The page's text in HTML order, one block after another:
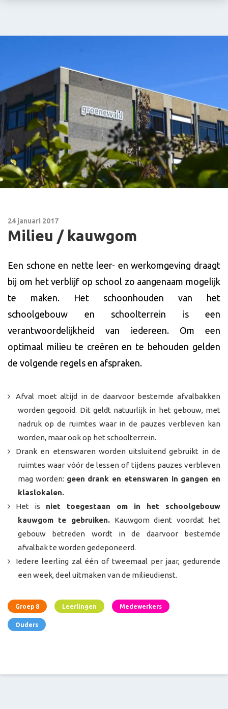
24 januari 2017
Milieu / kauwgom
Een schone en nette leer- en werkomgeving draagt
bij om het verblijf op school zo aangenaam mogelijk
te maken. Het schoonhouden van het
schoolgebouw en schoolterrein is een
verantwoordelijkheid van iedereen. Om een
optimaal milieu te creëren en te behouden gelden
de volgende regels en afspraken.
Afval moet altijd in de daarvoor bestemde afvalbakken
worden gegooid. Dit geldt natuurlijk in het gebouw, met
nadruk op de ruimtes waar in de pauzes verbleven kan
worden, maar ook op het schoolterrein.
Drank en etenswaren worden uitsluitend gebruikt in de
ruimtes waar vóór de lessen of tijdens pauzes verbleven
mag worden: geen drank en etenswaren in gangen en
klaslokalen.
Het is niet toegestaan om in het schoolgebouw
kauwgom te gebruiken. Kauwgom dient voordat het
gebouw betreden wordt in de daarvoor bestemde
afvalbak te worden gedeponeerd.
Iedere leerling zal één of tweemaal per jaar, gedurende
een week, deel uitmaken van de milieudienst.
Groep 8 Leerlingen Medewerkers
Ouders